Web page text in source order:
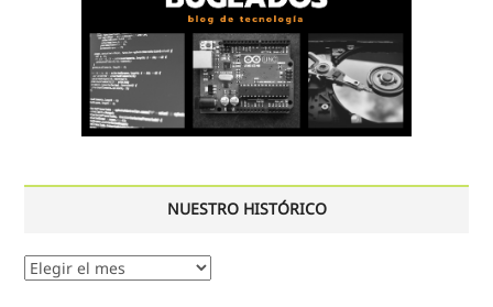
NUESTRO HISTÓRICO
Nuestro